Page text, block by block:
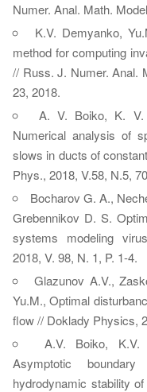
Numer. Anal. Math.
K.V. Demyanko,
method for computing
// Russ. J. Numer. Anal.
23, 2018.
A. V. Boiko, K. V.
Numerical analysis of
slows in ducts of
Phys., 2018, V.58, N.5,
Bocharov G. A.,
Grebennikov D. S.
systems modeling
2018, V. 98, N. 1, P. 1-4.
Glazunov A.V.,
Yu.M., Optimal
flow // Doklady Physics,
A.V. Boiko, K.V.
Asymptotic
hydrodynamic stability